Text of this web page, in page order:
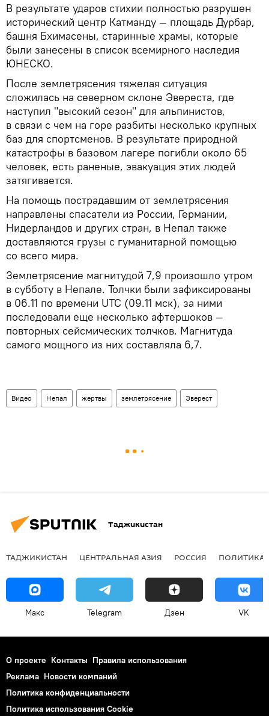
В результате ударов стихии полностью разрушен
исторический центр Катманду — площадь Дурбар,
башня Бхимасены, старинные храмы, которые
были занесены в список всемирного наследия
ЮНЕСКО.
После землетрясения тяжелая ситуация
сложилась на северном склоне Эвереста, где
наступил "высокий сезон" для альпинистов,
в связи с чем на горе разбиты несколько крупных
баз для спортсменов. В результате природной
катастрофы в базовом лагере погибли около 65
человек, есть раненые, эвакуация этих людей
затягивается.
На помощь пострадавшим от землетрясения
направлены спасатели из России, Германии,
Нидерландов и других стран, в Непал также
доставляются грузы с гуманитарной помощью
со всего мира.
Землетрясение магнитудой 7,9 произошло утром
в субботу в Непале. Толчки были зафиксированы
в 06.11 по времени UTC (09.11 мск), за ними
последовали еще несколько афтершоков —
повторных сейсмических толчков. Магнитуда
самого мощного из них составляла 6,7.
Видео Непал жертвы землетрясение Эверест
Таджикистан
ТАДЖИКИСТАН ЦЕНТРАЛЬНАЯ АЗИЯ РОССИЯ ПОЛИТИКА
Макс Telegram Дзен VK
О проекте Контакты Правила использования
Реклама Новости компаний
Политика конфиденциальности
Политика использования Cookie